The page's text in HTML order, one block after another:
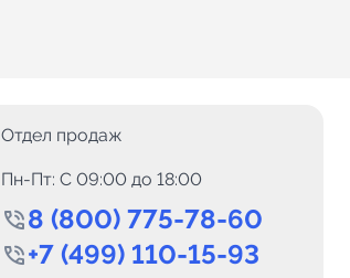
Отдел продаж
Пн-Пт: C 09:00 до 18:00
8 (800) 775-78-60
+7 (499) 110-15-93